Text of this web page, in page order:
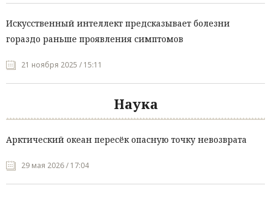
Искусственный интеллект предсказывает болезни
гораздо раньше проявления симптомов
21 ноября 2025 / 15:11
Наука
Арктический океан пересёк опасную точку невозврата
29 мая 2026 / 17:04